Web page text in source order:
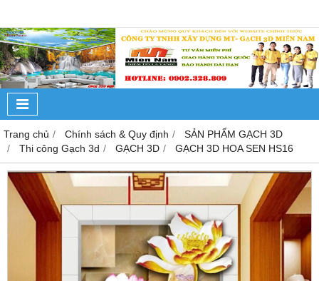
Trang chủ Chính sách & Quy định
SẢN PHẨM GẠCH 3D
Thi công Gạch 3d
GẠCH 3D GẠCH 3D HOA SEN HS16